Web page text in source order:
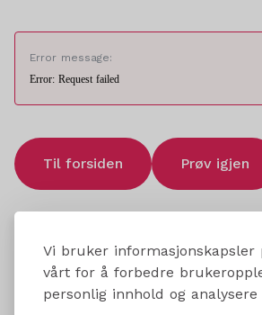
Vi bruker informasjonskapsler
vårt for å forbedre
personlig innhold og
Error message:
Error: Request failed
Til forsiden Prøv igjen